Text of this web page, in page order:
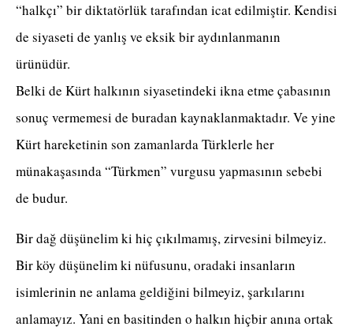
“halkçı” bir diktatörlük tarafından icat edilmiştir. Kendisi
de siyaseti de yanlış ve eksik bir aydınlanmanın
ürünüdür.
Belki de Kürt halkının siyasetindeki ikna etme çabasının
sonuç vermemesi de buradan kaynaklanmaktadır. Ve yine
Kürt hareketinin son zamanlarda Türklerle her
münakaşasında “Türkmen” vurgusu yapmasının sebebi
de budur.
Bir dağ düşünelim ki hiç çıkılmamış, zirvesini bilmeyiz.
Bir köy düşünelim ki nüfusunu, oradaki insanların
isimlerinin ne anlama geldiğini bilmeyiz, şarkılarını
anlamayız. Yani en basitinden o halkın hiçbir anına ortak